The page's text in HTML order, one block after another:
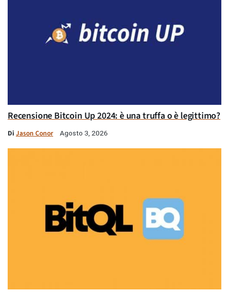
Recensione Bitcoin Up 2024: è una truffa o è legittimo?
Di Jason Conor Agosto 3, 2026